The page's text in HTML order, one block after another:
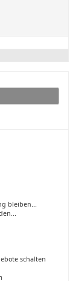
bleiben...
schalten